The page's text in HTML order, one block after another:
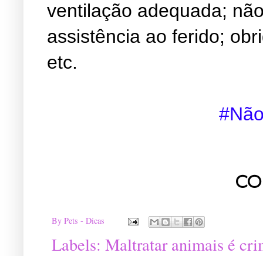
ventilação adequada;
assistência ao ferido;
etc.
By Pets - Dicas
Labels: Maltratar animais é